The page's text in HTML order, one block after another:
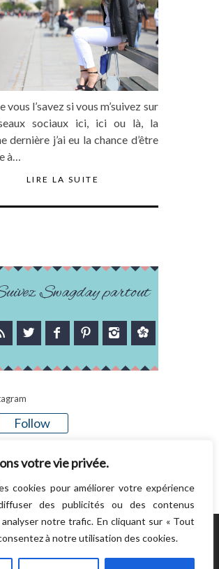
votre vie privée.
cookies pour améliorer votre expérience
des publicités ou des contenus
notre trafic. En cliquant sur « Tout
à notre utilisation des cookies.
vous l’savez si vous m’suivez sur
sociaux ici, ici ou là, la
dernière j’ai eu la chance d’être
à…
LIRE LA SUITE
Swagday partout
Follow
BY WORDPRESS.CREATED BY
THEMESINDEP